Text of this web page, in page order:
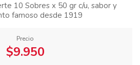
10 Sobres x 50 gr c/u, sabor y
famoso desde 1919
Precio
$9.950